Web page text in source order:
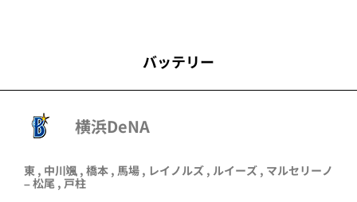
バッテリー
横浜DeNA
東 , 中川颯 , 橋本 , 馬場 , レイノルズ , ルイーズ , マルセリーノ
– 松尾 , 戸柱